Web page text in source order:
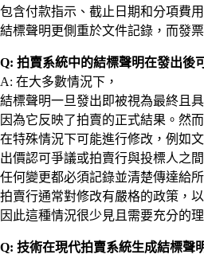
包含付款指示、截止日期和分項費用
結標聲明更側重於文件記錄，而發
Q: 拍賣系統中的結標聲明在發出後
A: 在大多數情況下，
結標聲明一旦發出即被視為最終且
因為它反映了拍賣的正式結果。然而
在特殊情況下可能進行修改，例如文
出價認可爭議或拍賣行與投標人之
任何變更都必須記錄並清楚傳達給
拍賣行通常對修改有嚴格的政策，
因此這種情況很少見且需要充分的理
Q: 技術在現代拍賣系統生成結標聲